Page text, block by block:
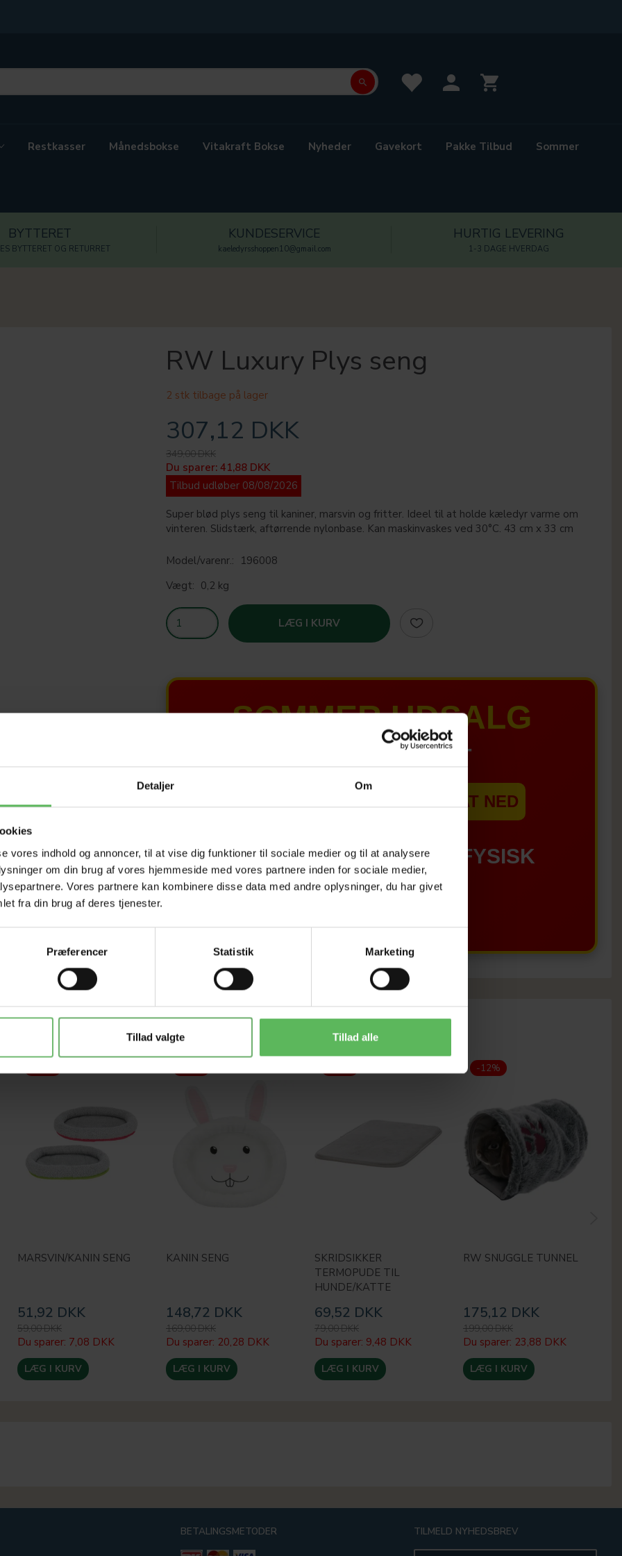
Detaljer Om
vores indhold og annoncer, til at vise dig funktioner til sociale medier og til at analysere
om din brug af vores hjemmeside med vores partnere inden for sociale medier,
Vores partnere kan kombinere disse data med andre oplysninger, du har givet
fra din brug af deres tjenester.
Præferencer Statistik Marketing
Tillad valgte Tillad alle
Restkasser Månedsbokse Vitakraft Bokse Nyheder Gavekort Pakke Tilbud Sommer
BYTTERET
BYTTERET OG RETURRET
KUNDESERVICE
kaeledyrsshoppen10@gmail.com
HURTIG LEVERING
1-3 DAGE HVERDAG
RW Luxury Plys seng
2 stk tilbage på lager
307,12 DKK
349,00 DKK
Du sparer: 41,88 DKK
Tilbud udløber 08/08/2026
Super blød plys seng til kaniner, marsvin og fritter. Ideel til at holde kæledyr varme om
vinteren. Slidstærk, aftørrende nylonbase. Kan maskinvaskes ved 30°C. 43 cm x 33 cm
Model/varenr.: 196008
Vægt: 0,2 kg
LÆG I KURV
SOMMER UDSALG
TIL D. 8 AUGUST
HELE WEBSHOPPEN ER SAT NED
Tilbud GÆLDER IKKE I FYSISK
BUTIKKERE
MARSVIN/KANIN SENG
51,92 DKK
59,00 DKK
Du sparer: 7,08 DKK
LÆG I KURV
KANIN SENG
148,72 DKK
169,00 DKK
Du sparer: 20,28 DKK
LÆG I KURV
SKRIDSIKKER
TERMOPUDE TIL
HUNDE/KATTE
69,52 DKK
79,00 DKK
Du sparer: 9,48 DKK
LÆG I KURV
-12%
RW SNUGGLE TUNNEL
175,12 DKK
199,00 DKK
Du sparer: 23,88 DKK
LÆG I KURV
BETALINGSMETODER
TILMELD NYHEDSBREV